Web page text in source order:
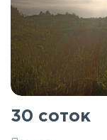
30 соток